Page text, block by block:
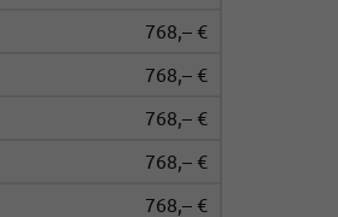
768,– €
768,– €
768,– €
768,– €
768,– €